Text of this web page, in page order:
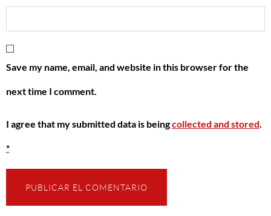
Save my name, email, and website in this browser for the
next time I comment.
I agree that my submitted data is beingcollected and stored.
*